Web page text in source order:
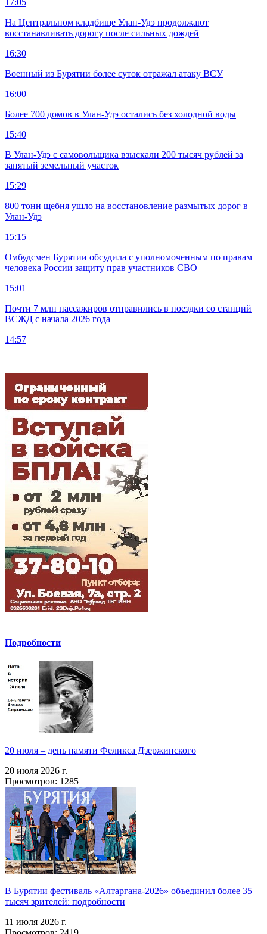
На Центральном кладбище Улан-Удэ продолжают
восстанавливать дорогу после сильных дождей
16:30
Военный из Бурятии более суток отражал атаку ВСУ
16:00
Более 700 домов в Улан-Удэ остались без холодной воды
15:40
В Улан-Удэ с самовольщика взыскали 200 тысяч рублей за
занятый земельный участок
15:29
800 тонн щебня ушло на восстановление размытых дорог в
Улан-Удэ
15:15
Омбудсмен Бурятии обсудила с уполномоченным по правам
человека России защиту прав участников СВО
15:01
Почти 7 млн пассажиров отправились в поездки со станций
ВСЖД с начала 2026 года
14:57
Подробности
20 июля – день памяти Феликса Дзержинского
20 июля 2026 г.
Просмотров: 1285
В Бурятии фестиваль «Алтаргана-2026» объединил более 35
тысяч зрителей: подробности
11 июля 2026 г.